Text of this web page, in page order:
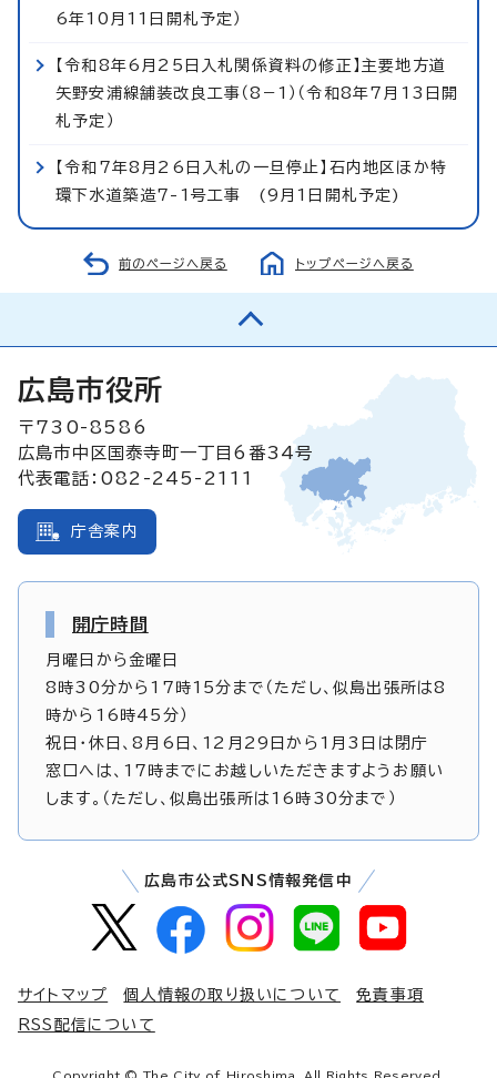
6年10月11日開札予定）
【令和8年6月25日入札関係資料の修正】主要地方道
矢野安浦線舗装改良工事（8−1）（令和8年7月13日開
札予定）
【令和7年8月26日入札の一旦停止】石内地区ほか特
環下水道築造7-1号工事 (9月1日開札予定)
前のページへ戻る トップページへ戻る
広島市役所
〒730-8586
広島市中区国泰寺町一丁目6番34号
代表電話：082-245-2111
庁舎案内
開庁時間
月曜日から金曜日
8時30分から17時15分まで（ただし、似島出張所は8
時から16時45分）
祝日・休日、8月6日、12月29日から1月3日は閉庁
窓口へは、17時までにお越しいただきますようお願い
します。（ただし、似島出張所は16時30分まで）
広島市公式SNS情報発信中
サイトマップ 個人情報の取り扱いについて
免責事項
RSS配信について
Copyright © The City of Hiroshima. All Rights Reserved.